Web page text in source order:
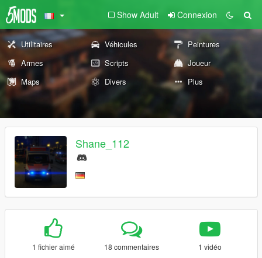
Show Adult Connexion
Utilitaires Véhicules
Peintures
Armes
Scripts
Joueur
Maps
Divers Plus
Shane_112
1 fichier aimé 18 commentaires 1 vidéo